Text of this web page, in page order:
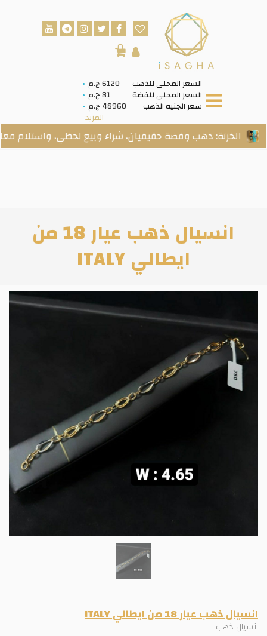
السعر المحلى للذهب 6120 ج.م
السعر المحلى للفضة 81 ج.م
سعر الجنيه الذهب 48960 ج.م
المزيد
0
ذهب وفضة حقيقيان، شراء وبيع لحظي، واستلام فعلي عند
انسيال ذهب عيار 18 من
ايطالي ITALY
انسيال ذهب عيار 18 من ايطالي ITALY
انسيال ذهب